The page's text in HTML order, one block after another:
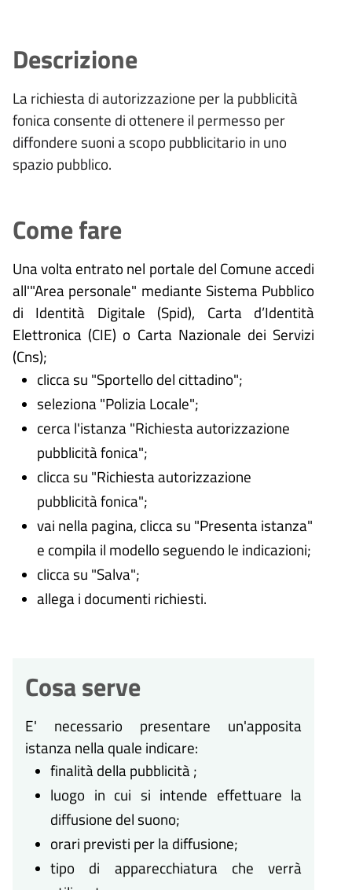
Descrizione
La richiesta di autorizzazione per la pubblicità
fonica consente di ottenere il permesso per
diffondere suoni a scopo pubblicitario in uno
spazio pubblico.
Come fare
Una volta entrato nel portale del Comune accedi
all'"Area personale" mediante Sistema Pubblico
di Identità Digitale (Spid), Carta d’Identità
Elettronica (CIE) o Carta Nazionale dei Servizi
(Cns);
clicca su "Sportello del cittadino";
seleziona "Polizia Locale";
cerca l'istanza "Richiesta autorizzazione
pubblicità fonica";
clicca su "Richiesta autorizzazione
pubblicità fonica";
vai nella pagina, clicca su "Presenta istanza"
e compila il modello seguendo le indicazioni;
clicca su "Salva";
allega i documenti richiesti.
Cosa serve
E' necessario presentare un'apposita
istanza nella quale indicare:
finalità della pubblicità ;
luogo in cui si intende effettuare la
diffusione del suono;
orari previsti per la diffusione;
tipo di apparecchiatura che verrà